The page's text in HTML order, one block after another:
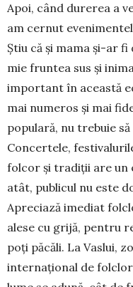
Apoi, când durerea a
am cernut
Ştiu că și mama şi-ar
mie fruntea sus şi
important în această
mai nu­me­ros şi mai
popu­lară, nu trebuie
Con­cer­tele,
folcor şi tra­diţii are un
atât, pu­blicul nu este
Apreciază imediat
alese cu grijă, pentru
poţi pă­căli. La Vaslui,
internaţional de folclor